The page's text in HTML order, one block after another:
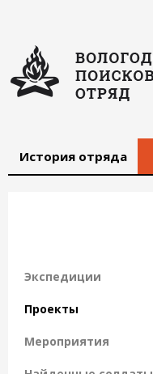
История отряда
Экспедиции
Проекты
Мероприятия